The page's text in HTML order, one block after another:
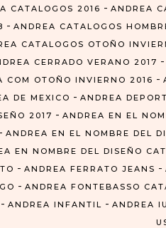
CATALOGOS 2016 - ANDREA
- ANDREA CATALOGOS
CATALOGOS OTOÑO
CERRADO VERANO 2017 -
COM OTOÑO INVIERNO 2016 -
DE MEXICO - ANDREA
2017 - ANDREA EN EL
- ANDREA EN EL NOMBRE DEL
EN NOMBRE DEL DISEÑO
- ANDREA FERRATO JEANS -
- ANDREA FONTEBASSO
- ANDREA INFANTIL - ANDREA IU